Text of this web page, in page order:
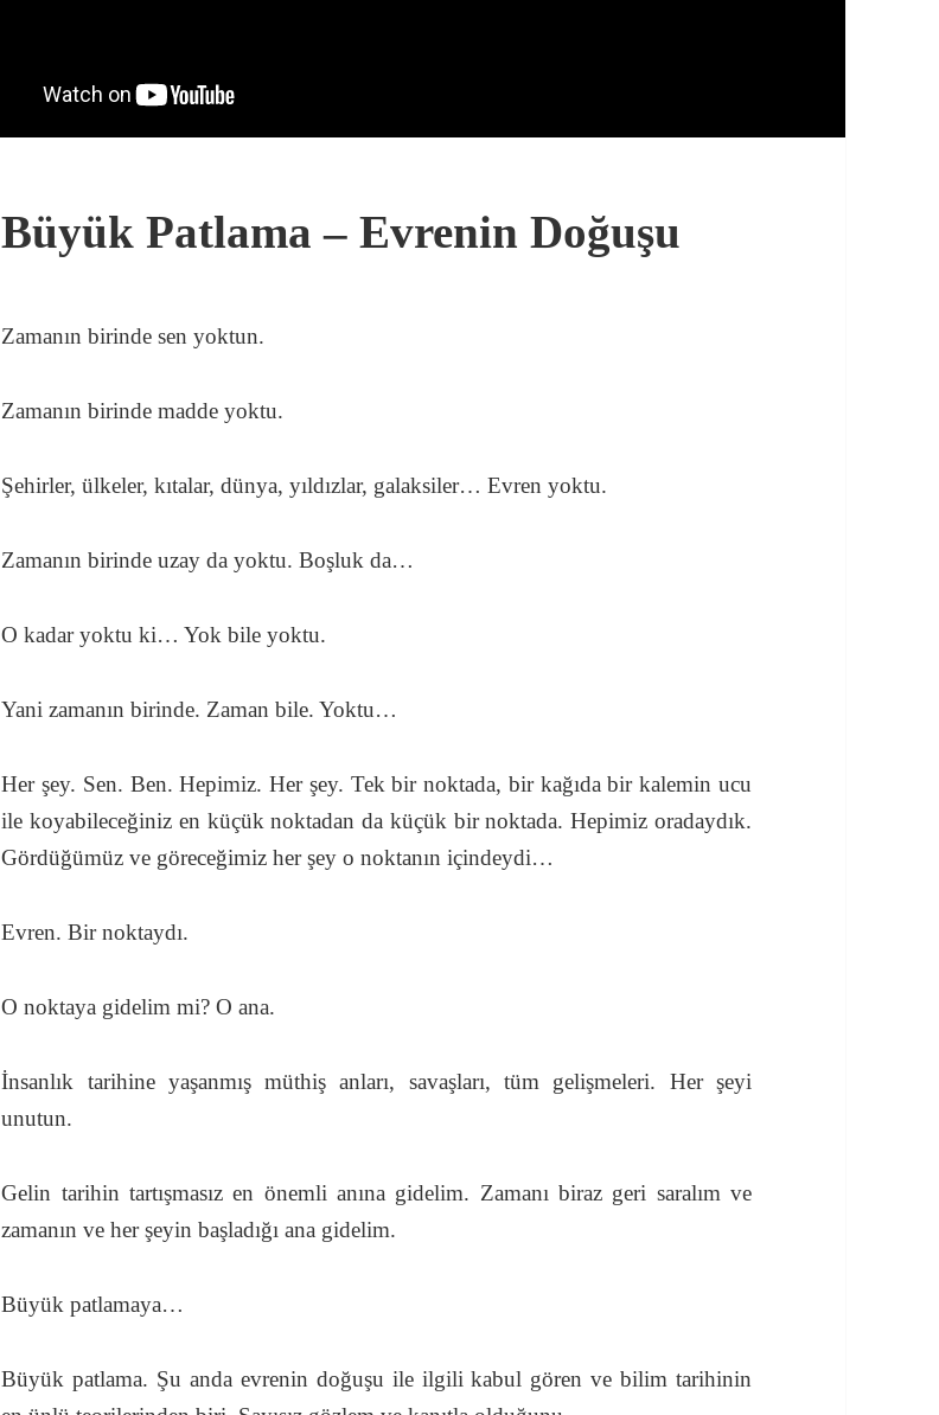
Büyük Patlama – Evrenin Doğuşu
Zamanın birinde sen yoktun.
Zamanın birinde madde yoktu.
Şehirler, ülkeler, kıtalar, dünya, yıldızlar, galaksiler… Evren yoktu.
Zamanın birinde uzay da yoktu. Boşluk da…
O kadar yoktu ki… Yok bile yoktu.
Yani zamanın birinde. Zaman bile. Yoktu…
Her şey. Sen. Ben. Hepimiz. Her şey. Tek bir noktada, bir kağıda bir kalemin ucu
ile koyabileceğiniz en küçük noktadan da küçük bir noktada. Hepimiz oradaydık.
Gördüğümüz ve göreceğimiz her şey o noktanın içindeydi…
Evren. Bir noktaydı.
O noktaya gidelim mi? O ana.
İnsanlık tarihine yaşanmış müthiş anları, savaşları, tüm gelişmeleri. Her şeyi
unutun.
Gelin tarihin tartışmasız en önemli anına gidelim. Zamanı biraz geri saralım ve
zamanın ve her şeyin başladığı ana gidelim.
Büyük patlamaya…
Büyük patlama. Şu anda evrenin doğuşu ile ilgili kabul gören ve bilim tarihinin